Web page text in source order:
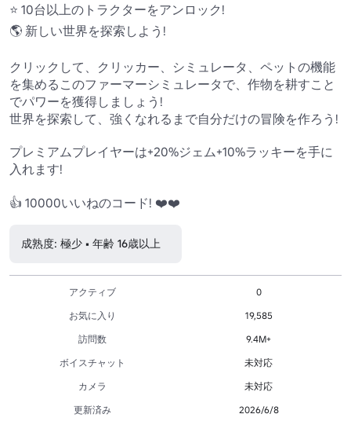
⭐ 10台以上のトラクターをアンロック!
🌎 新しい世界を探索しよう!
クリックして、クリッカー、シミュレータ、ペットの機能
を集めるこのファーマーシミュレータで、作物を耕すこと
でパワーを獲得しましょう!
世界を探索して、強くなれるまで自分だけの冒険を作ろう!
プレミアムプレイヤーは+20%ジェム+10%ラッキーを手に
入れます!
👍 10000いいねのコード! ❤️❤️
成熟度: 極少 • 年齢 16歳以上
アクティブ
0
お気に入り
19,585
訪問数
9.4M+
ボイスチャット
未対応
カメラ
未対応
更新済み
2026/6/8